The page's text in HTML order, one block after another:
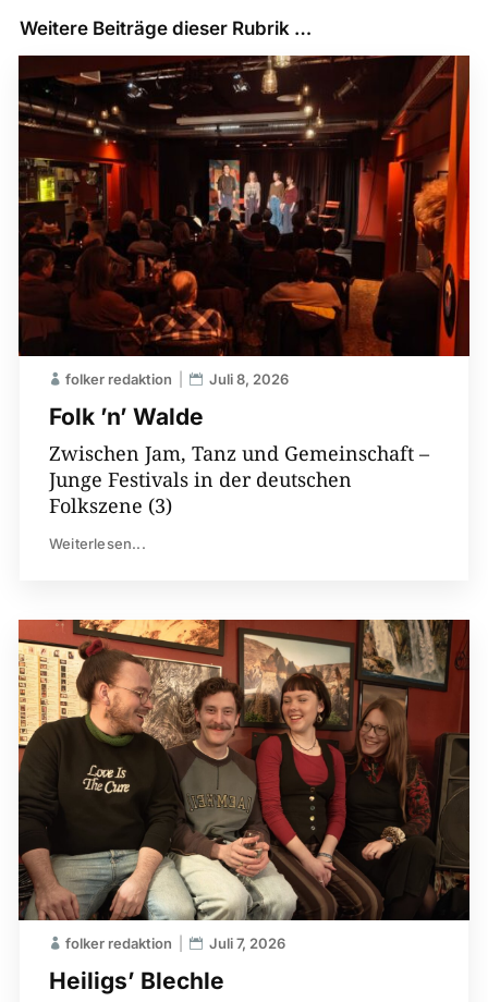
Weitere Beiträge dieser Rubrik …
Folk ’n’ Walde
folker redaktion Juli 8, 2026
Zwischen Jam, Tanz und Gemeinschaft –
Junge Festivals in der deutschen
Folkszene (3)
Weiterlesen...
Heiligs’ Blechle
folker redaktion Juli 7, 2026